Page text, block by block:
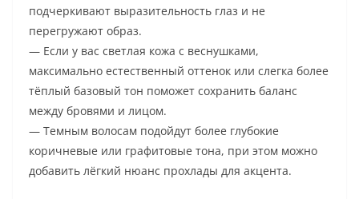
подчеркивают выразительность глаз и не
перегружают образ.
— Если у вас светлая кожа с веснушками,
максимально естественный оттенок или слегка более
тёплый базовый тон поможет сохранить баланс
между бровями и лицом.
— Темным волосам подойдут более глубокие
коричневые или графитовые тона, при этом можно
добавить лёгкий нюанс прохлады для акцента.